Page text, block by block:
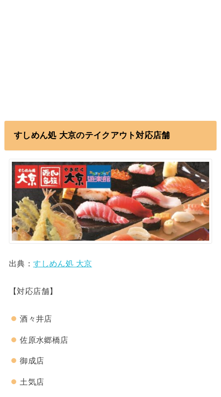
すしめん処 大京のテイクアウト対応店舗
出典：すしめん処 大京
【対応店舗】
酒々井店
佐原水郷橋店
御成店
土気店